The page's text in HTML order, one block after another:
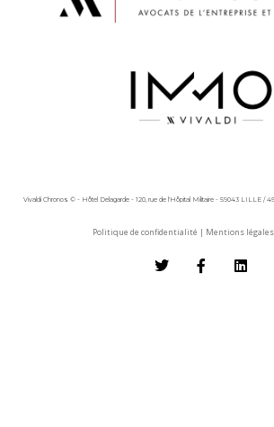
Vivaldi Chronos © - Hôtel Delagarde - 120, rue de l'Hôpital Militaire - 59043 LILLE /
Politique de confidentialité | Mentions légales